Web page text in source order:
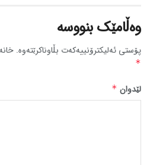
وەڵامێک بنووسە
پۆستی ئەلیکترۆنییەکەت بڵاوناکرێتەوە.
*
لێدوان *